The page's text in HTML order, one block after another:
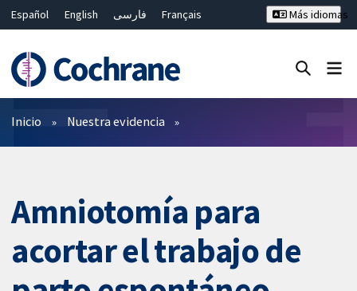
Español English فارسی
Français
Bahasa Malaysia
ไทย 繁體中文
Más idiomas
Filtros
Inicio Nuestra evidencia
Amniotomía para
acortar el trabajo de